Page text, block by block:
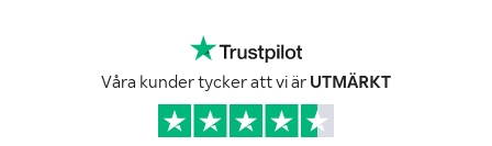
Våra kunder tycker att vi är UTMÄRKT